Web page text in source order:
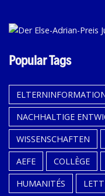
Popular Tags
NACHHALTIGE
WISSENSCHAFTEN
AEFE
COLLÈGE
HUMANITÉS